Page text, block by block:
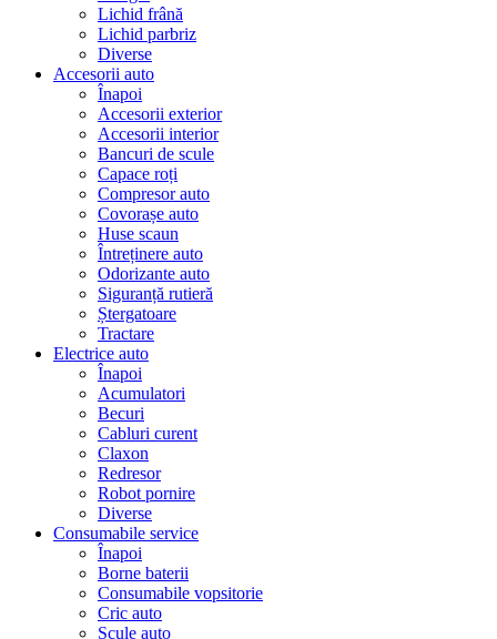
Lichid frână
Lichid parbriz
Diverse
Accesorii auto
Înapoi
Accesorii exterior
Accesorii interior
Bancuri de scule
Capace roți
Compresor auto
Covorașe auto
Huse scaun
Întreținere auto
Odorizante auto
Siguranță rutieră
Ștergatoare
Tractare
Electrice auto
Înapoi
Acumulatori
Becuri
Cabluri curent
Claxon
Redresor
Robot pornire
Diverse
Consumabile service
Înapoi
Borne baterii
Consumabile vopsitorie
Cric auto
Scule auto